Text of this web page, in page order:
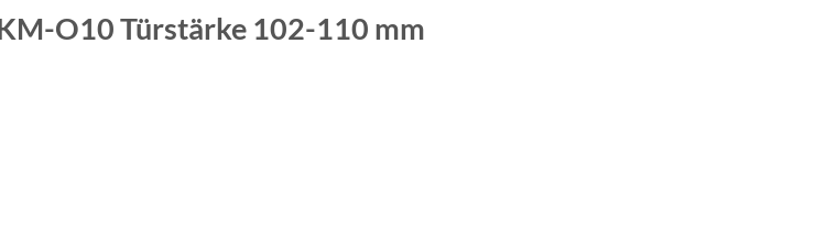
O10 Türstärke 102-110 mm